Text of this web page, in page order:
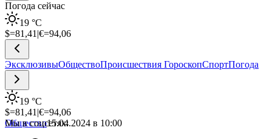
Погода сейчас
19 °C
$=81,41 |€=94,06
ЭксклюзивыОбществоПроисшествия ГороскопСпортПогода
19 °C
$=81,41 |€=94,06
Мы в соцсетях:
Общество15.04.2024 в 10:00